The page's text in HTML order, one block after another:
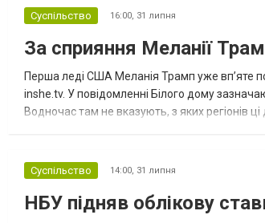
Суспільство 16:00, 31 липня
За сприяння Меланії
Перша леді США Меланія Трамп уже впʼяте
inshe.tv. У повідомленні Білого дому
Водночас там не вказують, з яких регіонів
Суспільство 14:00, 31 липня
НБУ підняв облікову